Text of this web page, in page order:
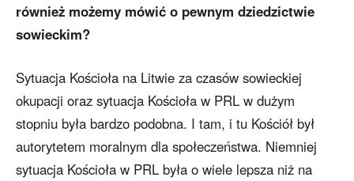
również możemy mówić o pewnym dziedzictwie
sowieckim?
Sytuacja Kościoła na Litwie za czasów sowieckiej
okupacji oraz sytuacja Kościoła w PRL w dużym
stopniu była bardzo podobna. I tam, i tu Kościół był
autorytetem moralnym dla społeczeństwa. Niemniej
sytuacja Kościoła w PRL była o wiele lepsza niż na